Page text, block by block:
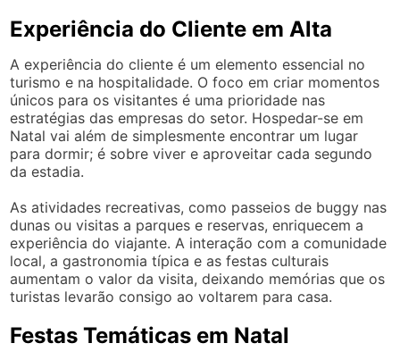
Experiência do Cliente em Alta
A experiência do cliente é um elemento essencial no
turismo e na hospitalidade. O foco em criar momentos
únicos para os visitantes é uma prioridade nas
estratégias das empresas do setor. Hospedar-se em
Natal vai além de simplesmente encontrar um lugar
para dormir; é sobre viver e aproveitar cada segundo
da estadia.
As atividades recreativas, como passeios de buggy nas
dunas ou visitas a parques e reservas, enriquecem a
experiência do viajante. A interação com a comunidade
local, a gastronomia típica e as festas culturais
aumentam o valor da visita, deixando memórias que os
turistas levarão consigo ao voltarem para casa.
Festas Temáticas em Natal